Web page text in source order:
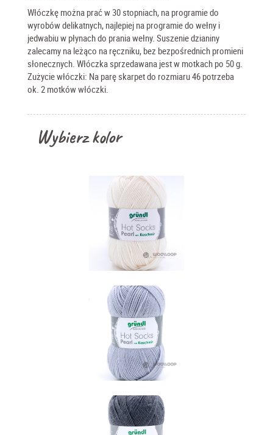
Włóczkę można prać w 30 stopniach, na programie do
wyrobów delikatnych, najlepiej na programie do wełny i
jedwabiu w płynach do prania wełny. Suszenie dzianiny
zalecamy na leżąco na ręczniku, bez bezpośrednich promieni
słonecznych. Włóczka sprzedawana jest w motkach po 50 g.
Zużycie włóczki: Na parę skarpet do rozmiaru 46 potrzeba
ok. 2 motków włóczki.
Wybierz kolor